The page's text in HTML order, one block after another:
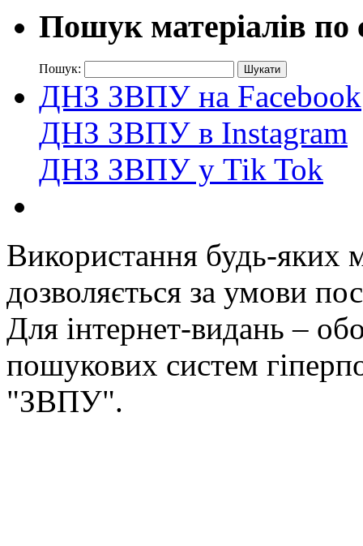
Пошук матеріалів по
Пошук:
ДНЗ ЗВПУ на Facebook
ДНЗ ЗВПУ в Instagram
ДНЗ ЗВПУ у Tik Tok
Використання будь-яких
дозволяється за умови
Для інтернет-видань –
пошукових систем
"ЗВПУ".